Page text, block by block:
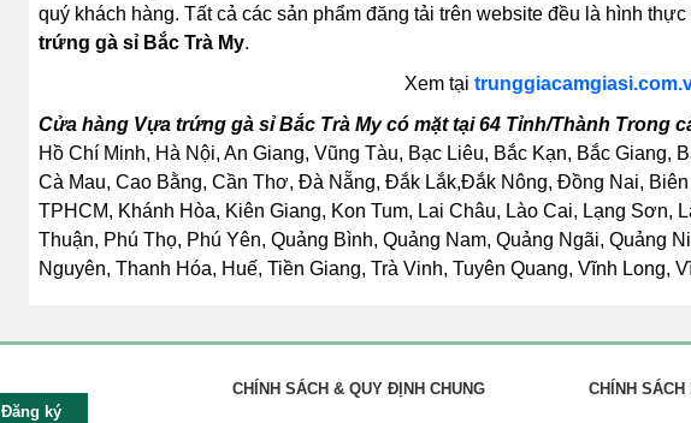
quý khách hàng. Tất cả các sản phẩm đăng tải trên website đều là hình
trứng gà sỉ Bắc Trà My.
Xem tại
Cửa hàng Vựa trứng gà sỉ Bắc Trà My có mặt tại 64 Tỉnh/Thành Trong
Hồ Chí Minh, Hà Nội, An Giang, Vũng Tàu, Bạc Liêu, Bắc Kạn, Bắc
Cà Mau, Cao Bằng, Cần Thơ, Đà Nẵng, Đắk Lắk,Đắk Nông, Đồng Nai,
TPHCM, Khánh Hòa, Kiên Giang, Kon Tum, Lai Châu, Lào Cai, Lạng
Thuận, Phú Thọ, Phú Yên, Quảng Bình, Quảng Nam, Quảng Ngãi, Quảng
Nguyên, Thanh Hóa, Huế, Tiền Giang, Trà Vinh, Tuyên Quang, Vĩnh Long,
Đăng ký
CHÍNH SÁCH & QUY ĐỊNH CHUNG CHÍNH